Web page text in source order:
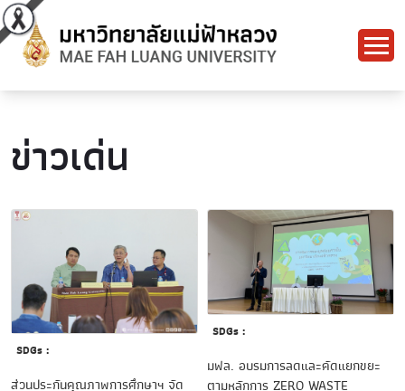
ข่าวเด่น
SDGs :
ส่วนประกันคุณภาพการศึกษาฯ จัด
SDGs :
มฟล. อบรมการลดและคัดแยกขยะ
ตามหลักการ ZERO WASTE